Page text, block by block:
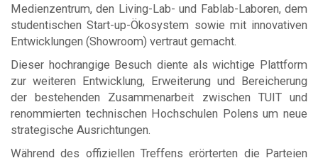
Medienzentrum, den Living-Lab- und Fablab-Laboren, dem
studentischen Start-up-Ökosystem sowie mit innovativen
Entwicklungen (Showroom) vertraut gemacht.
Dieser hochrangige Besuch diente als wichtige Plattform
zur weiteren Entwicklung, Erweiterung und Bereicherung
der bestehenden Zusammenarbeit zwischen TUIT und
renommierten technischen Hochschulen Polens um neue
strategische Ausrichtungen.
Während des offiziellen Treffens erörterten die Parteien